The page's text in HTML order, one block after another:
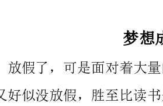
觉又好似没放假，胜至比读书是负担更重了!